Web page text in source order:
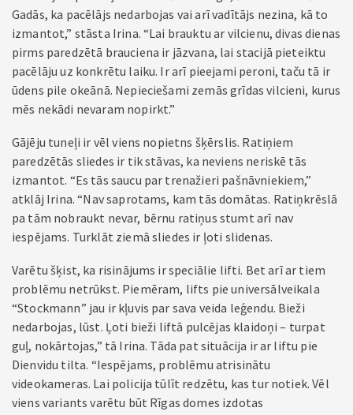
Gadās, ka pacēlājs nedarbojas vai arī vadītājs nezina, kā to
izmantot,” stāsta Irina. “Lai brauktu ar vilcienu, divas dienas
pirms paredzētā brauciena ir jāzvana, lai stacijā pieteiktu
pacēlāju uz konkrētu laiku. Ir arī pieejami peroni, taču tā ir
ūdens pile okeānā. Nepieciešami zemās grīdas vilcieni, kurus
mēs nekādi nevaram nopirkt.”
Gājēju tuneļi ir vēl viens nopietns šķērslis. Ratiņiem
paredzētās sliedes ir tik stāvas, ka neviens neriskē tās
izmantot. “Es tās saucu par trenažieri pašnāvniekiem,”
atklāj Irina. “Nav saprotams, kam tās domātas. Ratiņkrēslā
pa tām nobraukt nevar, bērnu ratiņus stumt arī nav
iespējams. Turklāt ziemā sliedes ir ļoti slidenas.
Varētu šķist, ka risinājums ir speciālie lifti. Bet arī ar tiem
problēmu netrūkst. Piemēram, lifts pie universālveikala
“Stockmann” jau ir kļuvis par sava veida leģendu. Bieži
nedarbojas, lūst. Ļoti bieži liftā pulcējas klaidoņi – turpat
guļ, nokārtojas,” tā Irina. Tāda pat situācija ir ar liftu pie
Dienvidu tilta. “Iespējams, problēmu atrisinātu
videokameras. Lai policija tūlīt redzētu, kas tur notiek. Vēl
viens variants varētu būt Rīgas domes izdotas